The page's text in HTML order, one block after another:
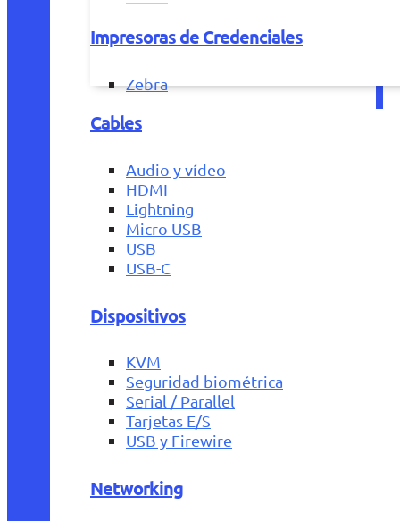
Impresoras de Credenciales
Zebra
Cables
Audio y vídeo
HDMI
Lightning
Micro USB
USB
USB-C
Dispositivos
KVM
Seguridad biométrica
Serial / Parallel
Tarjetas E/S
USB y Firewire
Networking